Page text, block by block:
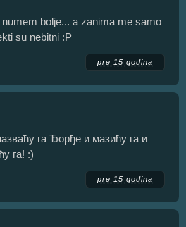
bolje... a zanima me samo
su nebitni :P
pre 15 godina
га Ђорђе и мазићу га и
га! :)
pre 15 godina